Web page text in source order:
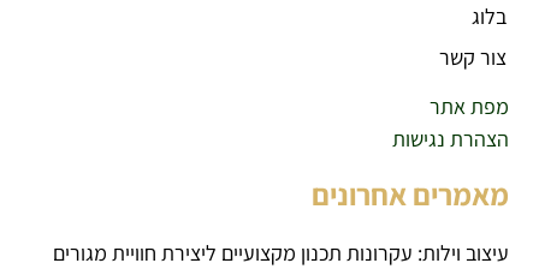
בלוג
צור קשר
מפת אתר
הצהרת נגישות
מאמרים אחרונים
עיצוב וילות: עקרונות תכנון מקצועיים ליצירת חוויית מגורים